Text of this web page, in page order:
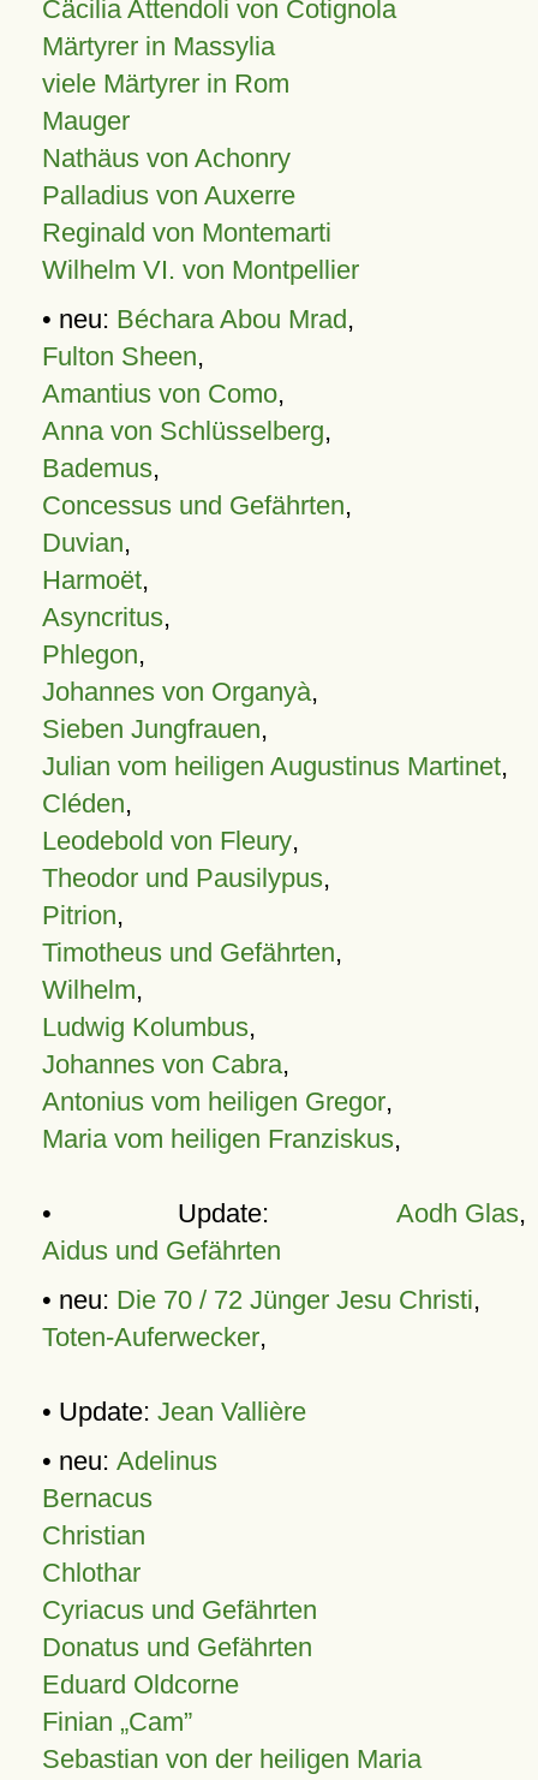
Cäcilia Attendoli von Cotignola
Märtyrer in Massylia
viele Märtyrer in Rom
Mauger
Nathäus von Achonry
Palladius von Auxerre
Reginald von Montemarti
Wilhelm VI. von Montpellier
• neu: Béchara Abou Mrad,
Fulton Sheen,
Amantius von Como,
Anna von Schlüsselberg,
Bademus,
Concessus und Gefährten,
Duvian,
Harmoët,
Asyncritus,
Phlegon,
Johannes von Organyà,
Sieben Jungfrauen,
Julian vom heiligen Augustinus Martinet,
Cléden,
Leodebold von Fleury,
Theodor und Pausilypus,
Pitrion,
Timotheus und Gefährten,
Wilhelm,
Ludwig Kolumbus,
Johannes von Cabra,
Antonius vom heiligen Gregor,
Maria vom heiligen Franziskus,
• Update: Aodh Glas,
Aidus und Gefährten
• neu: Die 70 / 72 Jünger Jesu Christi,
Toten-Auferwecker,
• Update: Jean Vallière
• neu: Adelinus
Bernacus
Christian
Chlothar
Cyriacus und Gefährten
Donatus und Gefährten
Eduard Oldcorne
Finian Cam
Sebastian von der heiligen Maria